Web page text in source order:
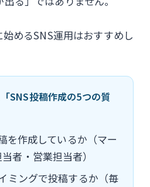
めるSNS運用はおすすめし
SNS投稿作成の5つの質
を作成しているか（マー
者・営業担当者）
ミングで投稿するか（毎